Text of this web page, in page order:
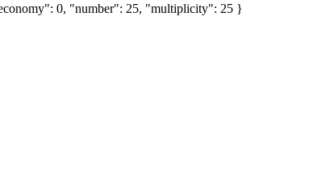
0, "number": 25, "multiplicity": 25 }